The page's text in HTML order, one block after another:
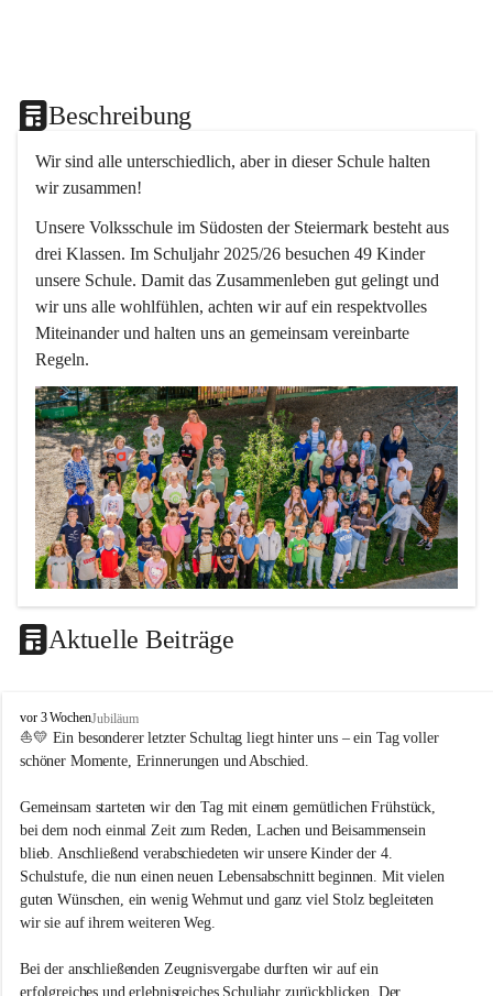
Beschreibung
Wir sind alle unterschiedlich, aber in dieser Schule halten
wir zusammen!
Unsere Volksschule im Südosten der Steiermark besteht aus
drei Klassen. Im Schuljahr 2025/26 besuchen 49 Kinder
unsere Schule. Damit das Zusammenleben gut gelingt und
wir uns alle wohlfühlen, achten wir auf ein respektvolles
Miteinander und halten uns an gemeinsam vereinbarte
Regeln.
Unterrichtsqualität
Es ist uns wichtig …
durch das Angebot verschiedener Unterrichtsformen
ein motiviertes Lernklima zu schaffen.
Grundtechniken zu vermitteln und zu üben.
die Selbsttätigkeit der SchülerInnen zu fördern.
dass die SchülerInnen ihre Stärken erkennen und ihre
durch ein Angebot verschiedener Lern-, Spiel- und
Erholungsbereiche die individuellen Bedürfnisse und
Aktuelle Beiträge
V
o
l
s
s
c
h
u
l
e
t
vor 3 WochenJubiläum
⛵💛 Ein besonderer letzter Schultag liegt hinter uns – ein Tag voller
schöner Momente, Erinnerungen und Abschied.
Gemeinsam starteten wir den Tag mit einem gemütlichen Frühstück,
bei dem noch einmal Zeit zum Reden, Lachen und Beisammensein
blieb. Anschließend verabschiedeten wir unsere Kinder der 4.
Schulstufe, die nun einen neuen Lebensabschnitt beginnen. Mit vielen
guten Wünschen, ein wenig Wehmut und ganz viel Stolz begleiteten
wir sie auf ihrem weiteren Weg.
Bei der anschließenden Zeugnisvergabe durften wir auf ein
erfolgreiches und erlebnisreiches Schuljahr zurückblicken. Der